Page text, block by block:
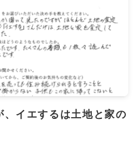
イエするは土地と家の